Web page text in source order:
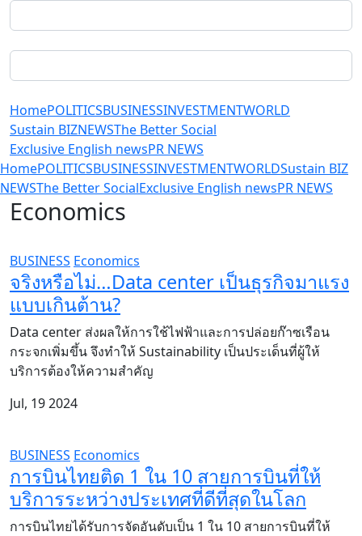
HomePOLITICSBUSINESSINVESTMENTWORLD
Sustain BIZNEWSThe Better Social
Exclusive English newsPR NEWS
HomePOLITICSBUSINESSINVESTMENTWORLDSustain BIZ
NEWSThe Better SocialExclusive English newsPR NEWS
Economics
BUSINESS Economics
จริงหรือไม่…Data center เป็นธุรกิจมาแรง
แบบเกินต้าน?
Data center ส่งผลให้การใช้ไฟฟ้าและการปล่อยก๊าซเรือน
กระจกเพิ่มขึ้น จึงทำให้ Sustainability เป็นประเด็นที่ผู้ให้
บริการต้องให้ความสำคัญ
Jul, 19 2024
BUSINESS Economics
การบินไทยติด 1 ใน 10 สายการบินที่ให้
บริการระหว่างประเทศที่ดีที่สุดในโลก
การบินไทยได้รับการจัดอันดับเป็น 1 ใน 10 สายการบินที่ให้